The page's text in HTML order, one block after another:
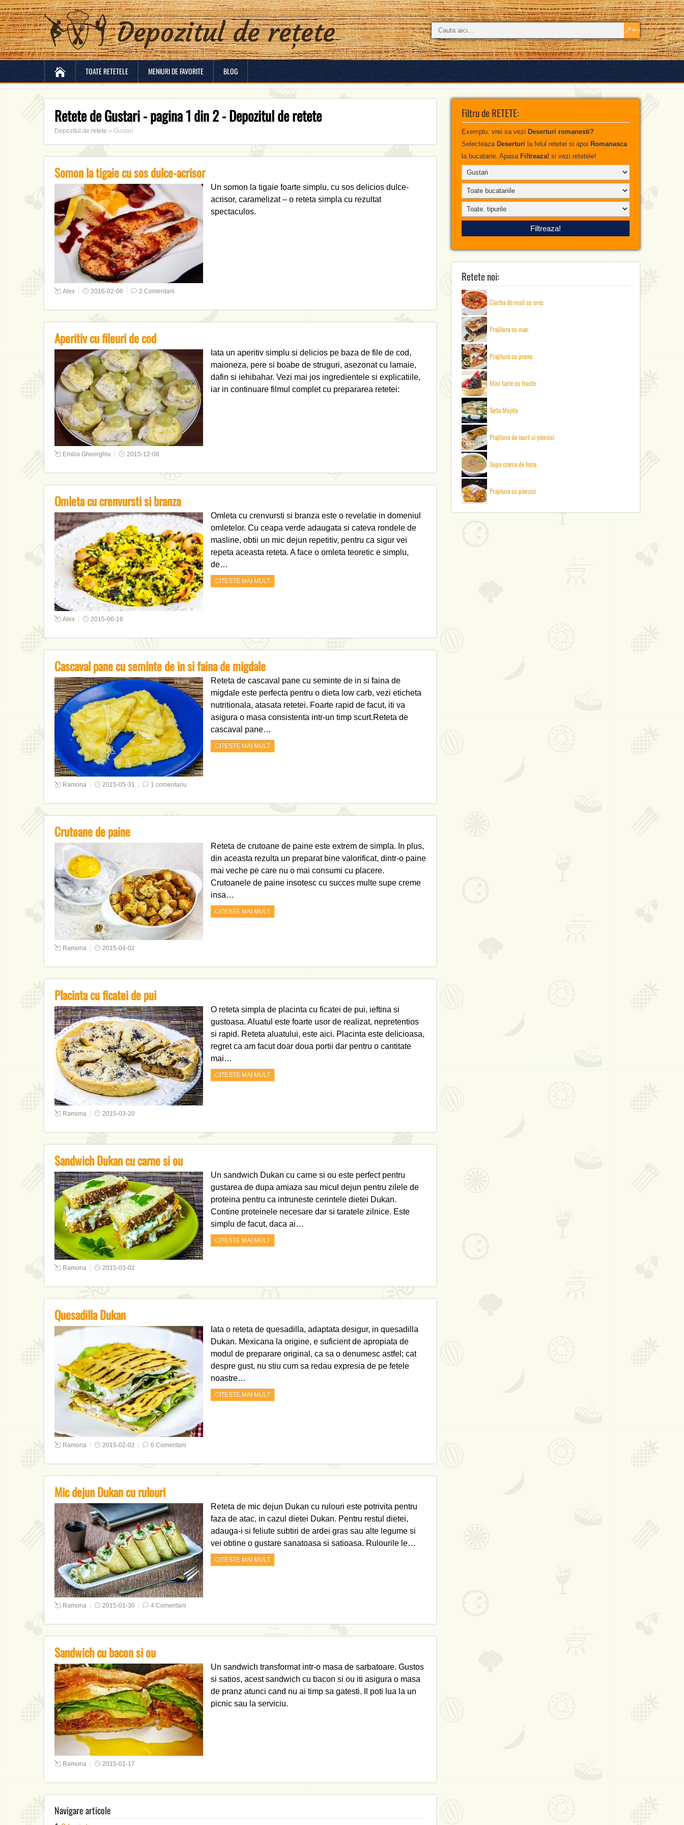
TOATE RETETELE MENIURI DE FAVORITE BLOG
Retete de Gustari - pagina 1 din 2 - Depozitul de retete
Depozitul de retete » Gustari
Somon la tigaie cu sos dulce-acrisor
Un somon la tigaie foarte simplu, cu sos delicios dulce-
acrisor, caramelizat – o reteta simpla cu rezultat
spectaculos.
Alex 2016-02-08 2 Comentarii
Aperitiv cu fileuri de cod
Iata un aperitiv simplu si delicios pe baza de file de cod,
maioneza, pere si boabe de struguri, asezonat cu lamaie,
dafin si iehibahar. Vezi mai jos ingredientele si explicatiile,
iar in continuare filmul complet cu prepararea retetei:
Emilia Gheorghiu 2015-12-08
Omleta cu crenvursti si branza
Omleta cu crenvursti si branza este o revelatie in domeniul
omletelor. Cu ceapa verde adaugata si cateva rondele de
masline, obtii un mic dejun repetitiv, pentru ca sigur vei
repeta aceasta reteta. A face o omleta teoretic e simplu,
de…
CITESTE MAI MULT
Alex 2015-06-16
Cascaval pane cu seminte de in si faina de migdale
Reteta de cascaval pane cu seminte de in si faina de
migdale este perfecta pentru o dieta low carb, vezi eticheta
nutritionala, atasata retetei. Foarte rapid de facut, iti va
asigura o masa consistenta intr-un timp scurt.Reteta de
cascaval pane…
CITESTE MAI MULT
Ramona 2015-05-31 1 comentariu
Crutoane de paine
Reteta de crutoane de paine este extrem de simpla. In plus,
din aceasta rezulta un preparat bine valorificat, dintr-o paine
mai veche pe care nu o mai consumi cu placere.
Crutoanele de paine insotesc cu succes multe supe creme
insa…
CITESTE MAI MULT
Ramona 2015-04-02
Placinta cu ficatei de pui
O reteta simpla de placinta cu ficatei de pui, ieftina si
gustoasa. Aluatul este foarte usor de realizat, nepretentios
si rapid. Reteta aluatului, este aici. Placinta este delicioasa,
regret ca am facut doar doua portii dar pentru o cantitate
mai…
CITESTE MAI MULT
Ramona 2015-03-20
Sandwich Dukan cu carne si ou
Un sandwich Dukan cu carne si ou este perfect pentru
gustarea de dupa amiaza sau micul dejun pentru zilele de
proteina pentru ca intruneste cerintele dietei Dukan.
Contine proteinele necesare dar si taratele zilnice. Este
simplu de facut, daca ai…
CITESTE MAI MULT
Ramona 2015-03-02
Quesadilla Dukan
Iata o reteta de quesadilla, adaptata desigur, in quesadilla
Dukan. Mexicana la origine, e suficient de apropiata de
modul de preparare original, ca sa o denumesc astfel; cat
despre gust, nu stiu cum sa redau expresia de pe fetele
noastre…
CITESTE MAI MULT
Ramona 2015-02-02 6 Comentarii
Mic dejun Dukan cu rulouri
Reteta de mic dejun Dukan cu rulouri este potrivita pentru
faza de atac, in cazul dietei Dukan. Pentru restul dietei,
adauga-i si feliute subtiri de ardei gras sau alte legume si
vei obtine o gustare sanatoasa si satioasa. Rulourile le…
CITESTE MAI MULT
Ramona 2015-01-30 4 Comentarii
Sandwich cu bacon si ou
Un sandwich transformat intr-o masa de sarbatoare. Gustos
si satios, acest sandwich cu bacon si ou iti asigura o masa
de pranz atunci cand nu ai timp sa gatesti. Il poti lua la un
picnic sau la serviciu.
Ramona 2015-01-17
Navigare articole
Filtru de RETETE:
Exemplu: vrei sa vezi Deserturi romanesti?
Selecteaza Deserturi la felul retetei si apoi Romanasca
la bucatarie. Apasa Filtreaza! si vezi retetele!
Retete noi:
Ciorba de rosii cu orez
Prajitura cu mac
Prajitura cu prune
Mini tarte cu fructe
Tarta Mojito
Prajitura de iaurt si piersici
Supa crema de linte
Prajitura cu piersici